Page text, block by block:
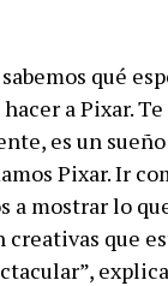
qué
hacer a Pixar.
es un
Pixar. Ir
a mostrar lo
creativas que